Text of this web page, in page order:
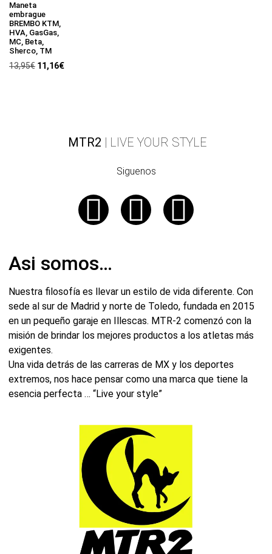
Maneta
embrague
BREMBO KTM,
HVA, GasGas,
MC, Beta,
Sherco, TM
13,95€ 11,16€
MTR2 | LIVE YOUR STYLE
Siguenos
Asi somos…
Nuestra filosofía es llevar un estilo de vida diferente. Con
sede al sur de Madrid y norte de Toledo, fundada en 2015
en un pequeño garaje en Illescas. MTR-2 comenzó con la
misión de brindar los mejores productos a los atletas más
exigentes.
Una vida detrás de las carreras de MX y los deportes
extremos, nos hace pensar como una marca que tiene la
esencia perfecta … “Live your style”